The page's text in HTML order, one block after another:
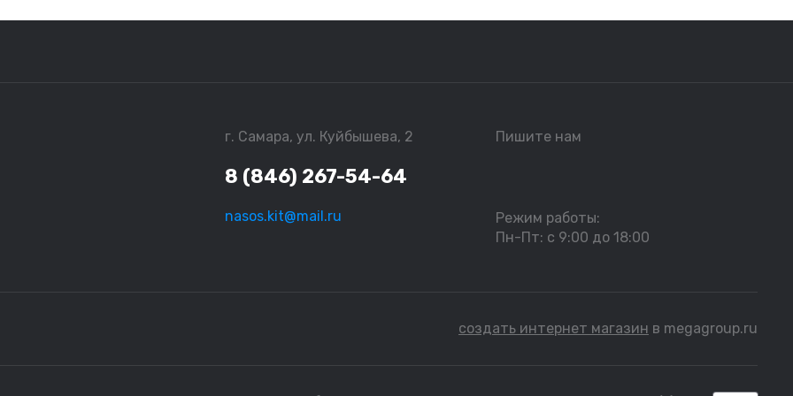
г. Самара, ул. Куйбышева, 2
8 (846) 267-54-64
nasos.kit@mail.ru
Пишите нам
Режим работы:
Пн-Пт: с 9:00 до 18:00
создать интернет магазин в megagroup.ru